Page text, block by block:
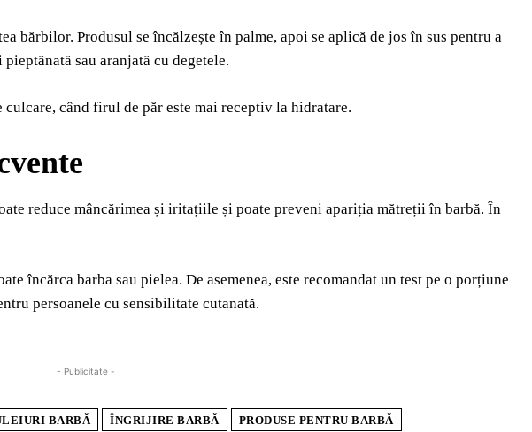
bărbilor. Produsul se încălzește în palme, apoi se aplică de jos în sus pentru a
sau aranjată cu degetele.
când firul de păr este mai receptiv la hidratare.
reduce mâncărimea și iritațiile și poate preveni apariția mătreții în barbă. În
încărca barba sau pielea. De asemenea, este recomandat un test pe o porțiune
persoanele cu sensibilitate cutanată.
- Publicitate -
BARBĂ ÎNGRIJIRE BARBĂ
PRODUSE PENTRU BARBĂ